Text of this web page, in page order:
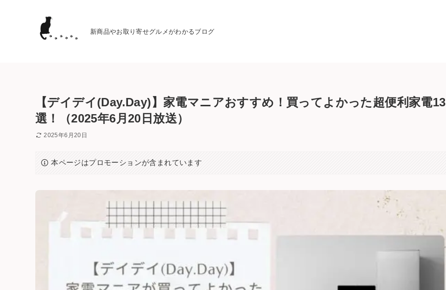
新商品やお取り寄せグルメがわかるブログ
【デイデイ(Day.Day)】家電マニアおすすめ！買ってよかった超便利家電13
選！（2025年6月20日放送）
2025年6月20日
本ページはプロモーションが含まれています